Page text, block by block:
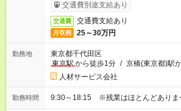
交通費別途支給あり
交通費 交通費支給あり
月収例 25～30万円
勤務地
東京都千代田区
東京駅から徒歩1分 / 京橋(東京都)駅
人材サービス会社
勤務時間 9:30～18:15 ※残業はほとんどありま